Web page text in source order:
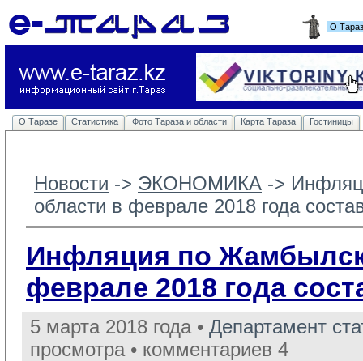
О
О Таразе Статистика Фото Тараза и области Карта Тараза Гостиницы
Новости -> ЭКОНОМИКА ->
области в феврале 2018 года
Инфляция по
феврале 2018 года
5 марта 2018 года • Департамент
просмотра • комментариев 4